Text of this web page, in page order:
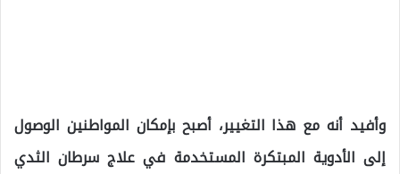
وأفيد أنه مع هذا التغيير، أصبح بإمكان المواطنين الوصول
إلى الأدوية المبتكرة المستخدمة في علاج سرطان الثدي